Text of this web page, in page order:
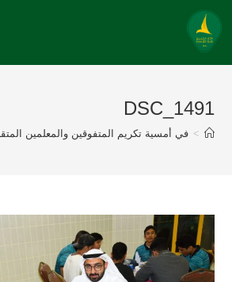
DSC_1491
> في أمسية تكريم المتفوقين والمعلمين المتقاعدين الـ 15 برعاية الدكتور عبد الله السيهاتي وبحضور نزيه النصر عضو إتحاد القدم إدارة نادي الخليج تكرم 175 طالباً